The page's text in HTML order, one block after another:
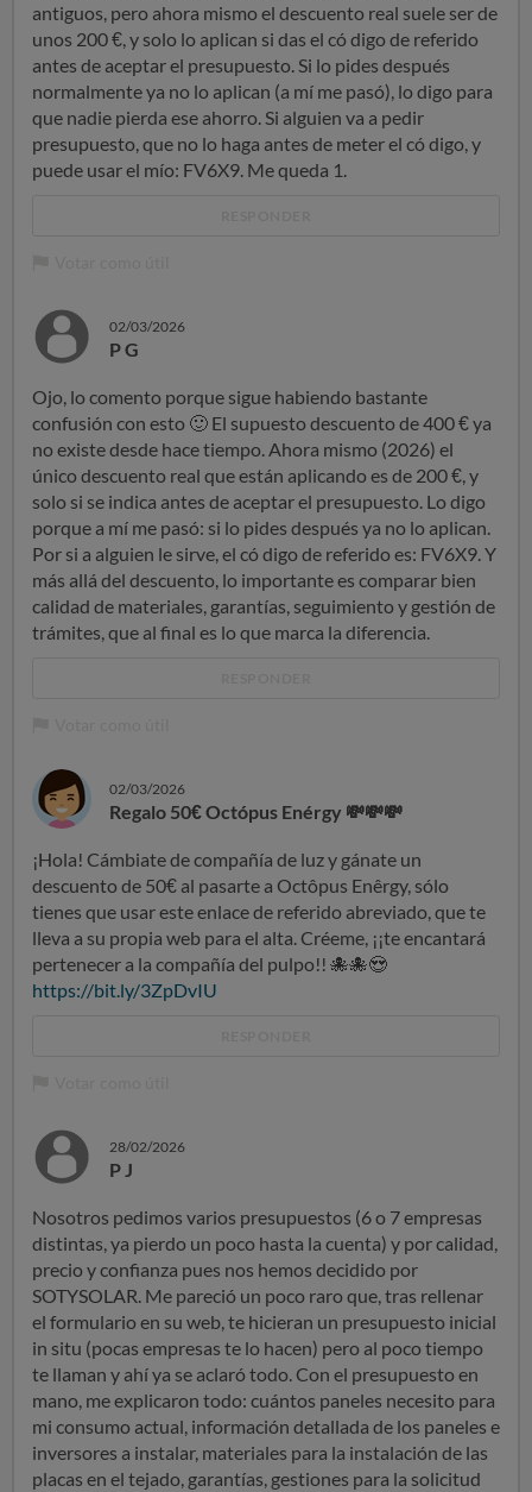
antiguos, pero ahora mismo el descuento real suele ser de
unos 200 €, y solo lo aplican si das el có digo de referido
antes de aceptar el presupuesto. Si lo pides después
normalmente ya no lo aplican (a mí me pasó), lo digo para
que nadie pierda ese ahorro. Si alguien va a pedir
presupuesto, que no lo haga antes de meter el có digo, y
puede usar el mío: FV6X9. Me queda 1.
02/03/2026
P G
Ojo, lo comento porque sigue habiendo bastante
confusión con esto 🙂 El supuesto descuento de 400 € ya
no existe desde hace tiempo. Ahora mismo (2026) el
único descuento real que están aplicando es de 200 €, y
solo si se indica antes de aceptar el presupuesto. Lo digo
porque a mí me pasó: si lo pides después ya no lo aplican.
Por si a alguien le sirve, el có digo de referido es: FV6X9. Y
más allá del descuento, lo importante es comparar bien
calidad de materiales, garantías, seguimiento y gestión de
trámites, que al final es lo que marca la diferencia.
02/03/2026
Regalo 50€ Octópus Enérgy 💸💸💸
¡Hola! Cámbiate de compañía de luz y gánate un
descuento de 50€ al pasarte a Octôpus Enêrgy, sólo
tienes que usar este enlace de referido abreviado, que te
lleva a su propia web para el alta. Créeme, ¡¡te encantará
pertenecer a la compañía del pulpo!! 🐙🐙😍
https://bit.ly/3ZpDvIU
28/02/2026
P J
Nosotros pedimos varios presupuestos (6 o 7 empresas
distintas, ya pierdo un poco hasta la cuenta) y por calidad,
precio y confianza pues nos hemos decidido por
SOTYSOLAR. Me pareció un poco raro que, tras rellenar
el formulario en su web, te hicieran un presupuesto inicial
in situ (pocas empresas te lo hacen) pero al poco tiempo
te llaman y ahí ya se aclaró todo. Con el presupuesto en
mano, me explicaron todo: cuántos paneles necesito para
mi consumo actual, información detallada de los paneles e
inversores a instalar, materiales para la instalación de las
placas en el tejado, garantías, gestiones para la solicitud